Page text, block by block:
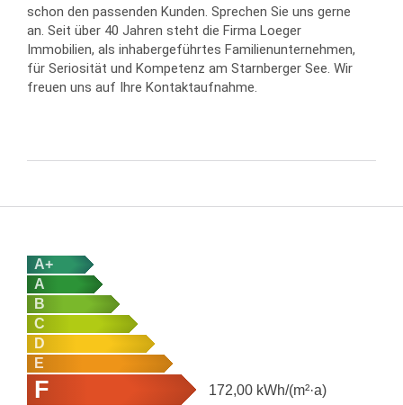
schon den passenden Kunden. Sprechen Sie uns gerne
an. Seit über 40 Jahren steht die Firma Loeger
Immobilien, als inhabergeführtes Familienunternehmen,
für Seriosität und Kompetenz am Starnberger See. Wir
freuen uns auf Ihre Kontaktaufnahme.
A+
A
B
C
D
E
F 172,00 kWh/(m²·a)